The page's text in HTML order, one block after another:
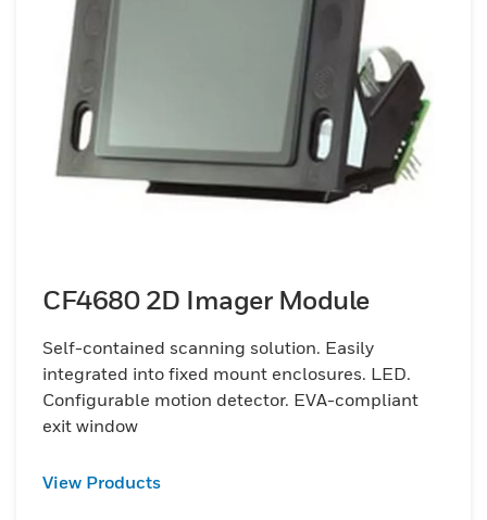
CF4680 2D Imager Module
Self-contained scanning solution. Easily
integrated into fixed mount enclosures. LED.
Configurable motion detector. EVA-compliant
exit window
View Products